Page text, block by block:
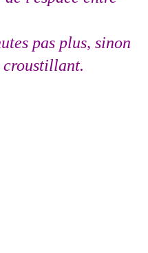
pas plus, sinon
croustillant.